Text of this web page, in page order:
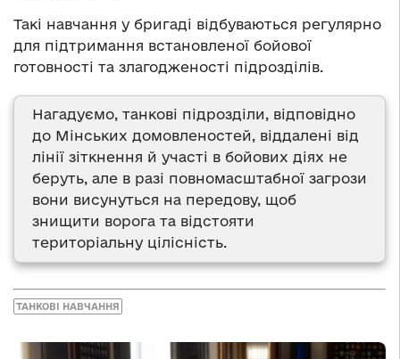
Такі навчання у бригаді відбуваються регулярно
для підтримання встановленої бойової
готовності та злагодженості підрозділів.
Нагадуємо, танкові підрозділи, відповідно
до Мінських домовленостей, віддалені від
лінії зіткнення й участі в бойових діях не
беруть, але в разі повномасштабної загрози
вони висунуться на передову, щоб
знищити ворога та відстояти
територіальну цілісність.
ТАНКОВІ НАВЧАННЯ